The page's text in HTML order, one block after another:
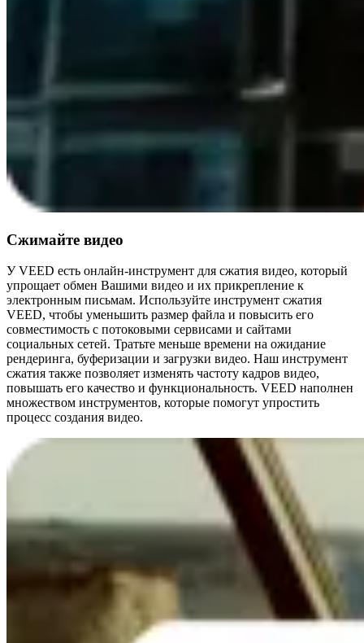
Сжимайте видео
У VEED есть онлайн-инструмент для сжатия видео, который
упрощает обмен Вашими видео и их прикрепление к
электронным письмам. Используйте инструмент сжатия
VEED, чтобы уменьшить размер файла и повысить его
совместимость с потоковыми сервисами и сайтами
социальных сетей. Тратьте меньше времени на ожидание
рендеринга, буферизации и загрузки видео. Наш инструмент
сжатия также позволяет изменять частоту кадров видео,
повышать его качество и функциональность. VEED наполнен
множеством инструментов, которые помогут упростить
процесс создания видео.